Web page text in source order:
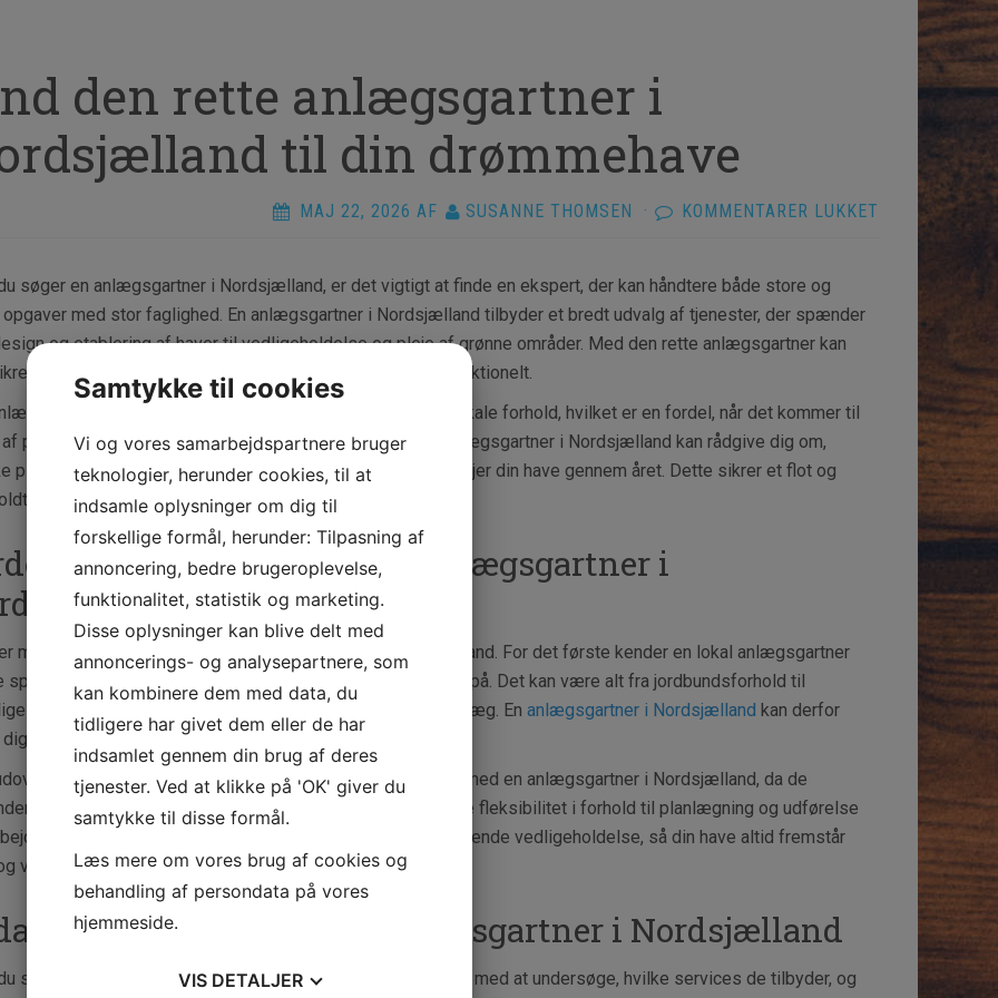
den rette anlægsgartner i
til din drømmehave
MAJ 22, 2026 AF SUSANNE THOMSEN · KOMMENTARER LUKKET
DRØMMEHAVE
søger en anlægsgartner i Nordsjælland, er det vigtigt at finde en ekspert, der kan håndtere både store og
opgaver med stor faglighed. En anlægsgartner i Nordsjælland tilbyder et bredt udvalg af tjenester, der spænder
og etablering af haver til vedligeholdelse og pleje af grønne områder. Med den rette anlægsgartner kan
at din have eller udendørsareal bliver både smukt og funktionelt.
i Nordsjælland har ofte stor erfaring med de lokale forhold, hvilket er en fordel, når det kommer til
planter, jordforhold og klimaforhold. Det betyder, at en anlægsgartner i Nordsjælland kan rådgive dig om,
planter der trives bedst i området, og hvordan du bedst plejer din have gennem året. Dette sikrer et flot og
udendørsareal, der kan nydes året rundt.
ved at vælge en lokal anlægsgartner i
mange fordele ved at vælge en anlægsgartner i Nordsjælland. For det første kender en lokal anlægsgartner
specifikke udfordringer og muligheder, som området byder på. Det kan være alt fra jordbundsforhold til
regler og bestemmelser for beplantning og udendørs anlæg. En anlægsgartner i Nordsjælland kan derfor
skræddersyet rådgivning, der passer til netop din grund.
er det ofte nemmere at kommunikere og samarbejde med en anlægsgartner i Nordsjælland, da de
sig tæt på dig. Det betyder hurtigere responstid og mere fleksibilitet i forhold til planlægning og udførelse
En anlægsgartner i Nordsjælland kan også tilbyde løbende vedligeholdelse, så din have altid fremstår
velplejet.
vælger du den rette anlægsgartner i Nordsjælland
skal vælge en anlægsgartner i Nordsjælland, bør du starte med at undersøge, hvilke services de tilbyder, og
Samtykke til cookies
Vi og vores samarbejdspartnere bruger
teknologier, herunder cookies, til at
indsamle oplysninger om dig til
forskellige formål, herunder: Tilpasning af
annoncering, bedre brugeroplevelse,
funktionalitet, statistik og marketing.
Disse oplysninger kan blive delt med
annoncerings- og analysepartnere, som
kan kombinere dem med data, du
tidligere har givet dem eller de har
indsamlet gennem din brug af deres
tjenester. Ved at klikke på 'OK' giver du
samtykke til disse formål.
Læs mere om vores brug af cookies og
behandling af persondata på vores
hjemmeside.
VIS DETALJER